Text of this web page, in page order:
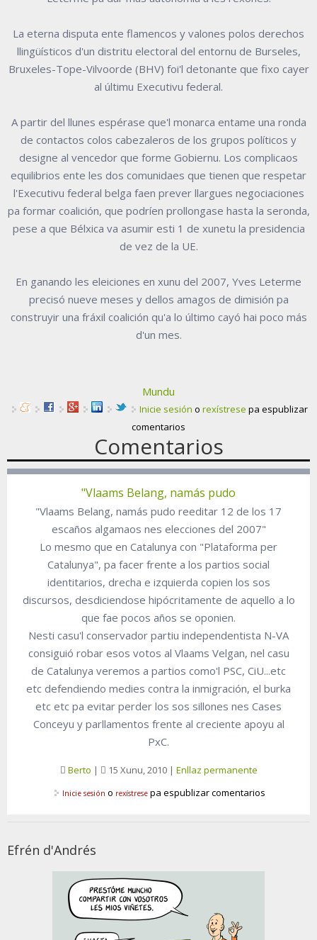
La eterna disputa ente flamencos y valones polos derechos
llingüísticos d'un distritu electoral del entornu de Burseles,
Bruxeles-Tope-Vilvoorde (BHV) foi'l detonante que fixo cayer
al últimu Executivu federal.
A partir del llunes espérase que'l monarca entame una ronda
de contactos colos cabezaleros de los grupos políticos y
designe al vencedor que forme Gobiernu. Los complicaos
equilibrios ente les dos comunidaes que tienen que respetar
l'Executivu federal belga faen prever llargues negociaciones
pa formar coalición, que podríen prollongase hasta la seronda,
pese a que Bélxica va asumir esti 1 de xunetu la presidencia
de vez de la UE.
En ganando les eleiciones en xunu del 2007, Yves Leterme
precisó nueve meses y dellos amagos de dimisión pa
construyir una fráxil coalición qu'a lo último cayó hai poco más
d'un mes.
Mundu
Inicie sesión o rexístrese pa espublizar
comentarios
Comentarios
"Vlaams Belang, namás pudo
"Vlaams Belang, namás pudo reeditar 12 de los 17
escaños algamaos nes elecciones del 2007"
Lo mesmo que en Catalunya con "Plataforma per
Catalunya", pa facer frente a los partios social
identitarios, drecha e izquierda copien los sos
discursos, desdiciendose hipócritamente de aquello a lo
que fae pocos años se oponien.
Nesti casu'l conservador partiu independentista N-VA
consiguió robar esos votos al Vlaams Velgan, nel casu
de Catalunya veremos a partios como'l PSC, CiU...etc
etc defendiendo medies contra la inmigración, el burka
etc etc pa evitar perder los sos sillones nes Cases
Conceyu y parllamentos frente al creciente apoyu al
PxC.
Berto | 15 Xunu, 2010| Enllaz permanente
Inicie sesión o rexístrese pa espublizar comentarios
Efrén d'Andrés